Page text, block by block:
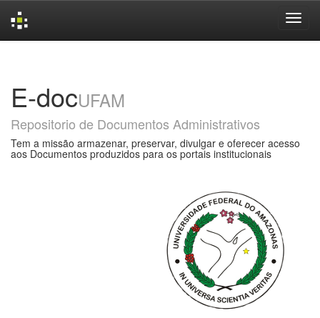
E-docUFAM
Repositorio de Documentos Administrativos
Tem a missão armazenar, preservar, divulgar e oferecer acesso
aos Documentos produzidos para os portais institucionais